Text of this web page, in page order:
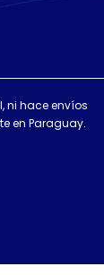
ni hace envíos
en Paraguay.